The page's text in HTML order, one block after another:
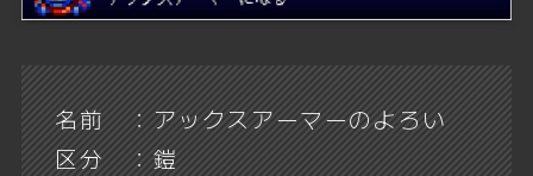
名前 ：アックスアーマーのよろい
区分 ：鎧